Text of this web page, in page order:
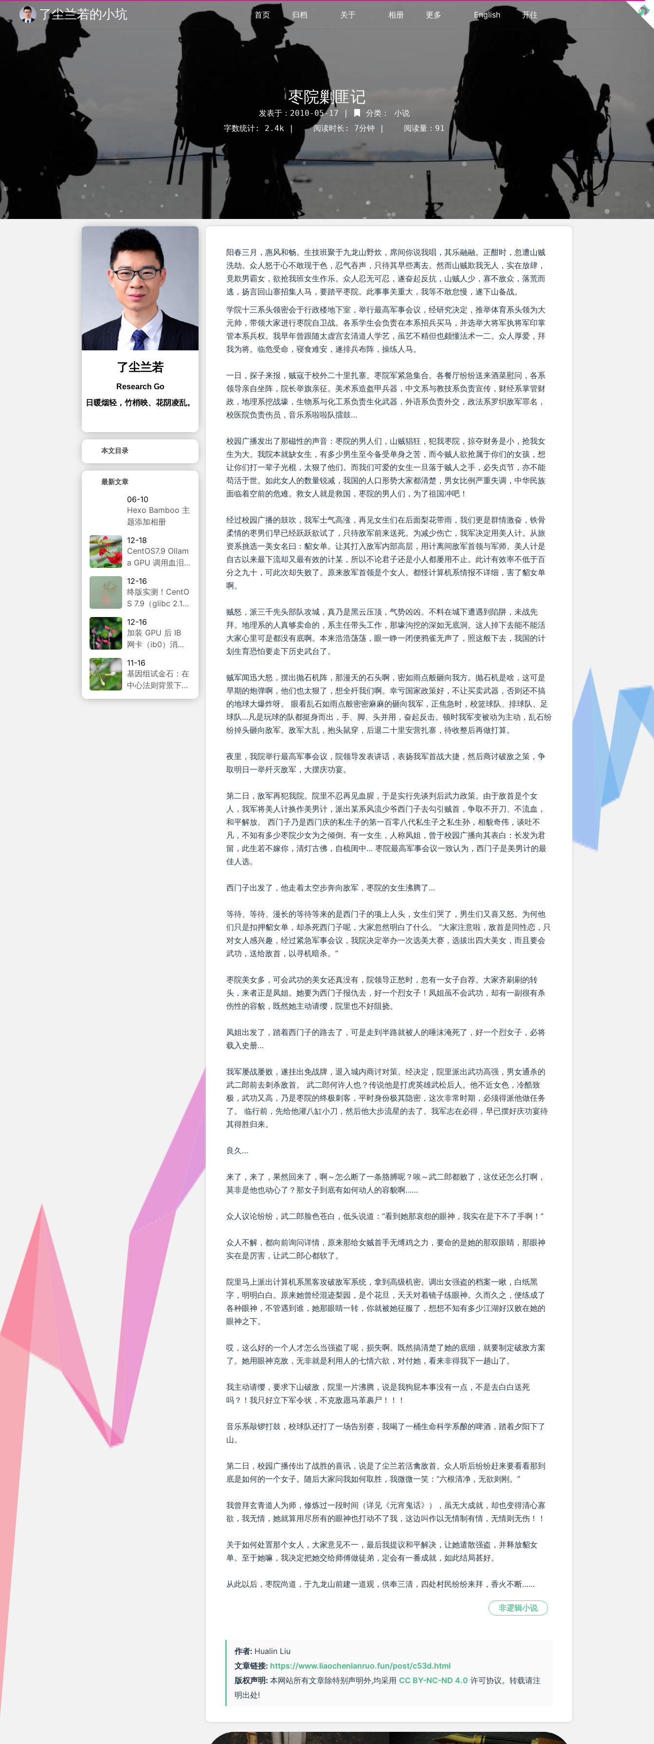
了尘兰若的小坑 首页 归档
Archives
Tags
关于
魔盒
相册 更多
友情连接
English 开往
枣院剿匪记
发表于：2010-05-17 | 分类： 小说
字数统计: 2.4k |
阅读时长: 7分钟 | 阅读量： 91
阳春三月，惠风和畅。生技班聚于九龙山野炊，席间你说我唱，其乐融融。正酣时，忽遭山贼
洗劫。众人怒于心不敢现于色，忍气吞声，只待其早些离去。然而山贼欺我无人，实在放肆，
竟欺男霸女，欲抢我班女生作乐。众人忍无可忍，遂奋起反抗，山贼人少，寡不敌众，落荒而
逃，扬言回山寨招集人马，要踏平枣院。此事事关重大，我等不敢怠慢，遂下山备战。
学院十三系头领密会于行政楼地下室，举行最高军事会议，经研究决定，推举体育系头领为大
元帅，带领大家进行枣院自卫战。各系学生会负责在本系招兵买马，并选举大将军执将军印掌
管本系兵权。我早年曾跟随太虚宫玄清道人学艺，虽艺不精但也颇懂法术一二。众人厚爱，拜
我为将。临危受命，寝食难安，遂排兵布阵，操练人马。
一日，探子来报，贼寇于校外二十里扎寨。枣院军紧急集合。各餐厅纷纷送来酒菜慰问，各系
领导亲自坐阵，院长举旗亲征。美术系造盔甲兵器，中文系与教技系负责宣传，财经系掌管财
政，地理系挖战壕，生物系与化工系负责生化武器，外语系负责外交，政法系罗织敌军罪名，
校医院负责伤员，音乐系啦啦队擂鼓…
校园广播发出了那磁性的声音：枣院的男人们，山贼猖狂，犯我枣院，掠夺财务是小，抢我女
生为大。我院本就缺女生，有多少男生至今备受单身之苦，而今贼人欲抢属于你们的女孩，想
让你们打一辈子光棍，太狠了他们。而我们可爱的女生一旦落于贼人之手，必失贞节，亦不能
苟活于世。如此女人的数量锐减，我国的人口形势大家都清楚，男女比例严重失调，中华民族
面临着空前的危难。救女人就是救国，枣院的男人们，为了祖国冲吧！
经过校园广播的鼓吹，我军士气高涨，再见女生们在后面梨花带雨，我们更是群情激奋，铁骨
柔情的枣男们早已经跃跃欲试了，只待敌军前来送死。为减少伤亡，我军决定用美人计。从旅
资系挑选一美女名曰：貂女单。让其打入敌军内部高层，用计离间敌军首领与军师。美人计是
自古以来最下流却又最有效的计某，所以不论君子还是小人都屡用不止。此计有效率不低于百
分之九十，可此次却失败了。原来敌军首领是个女人。都怪计算机系情报不详细，害了貂女单
啊。
贼怒，派三千先头部队攻城，真乃是黑云压顶，气势凶凶。不料在城下遭遇到陷阱，未战先
拜。地理系的人真够卖命的，系主任带头工作，那壕沟挖的深如无底洞。这人掉下去能不能活
大家心里可是都没有底啊。本来浩浩荡荡，眼一睁一闭便鸦雀无声了，照这般下去，我国的计
划生育恐怕要走下历史武台了。
贼军闻迅大怒，摆出抛石机阵，那漫天的石头啊，密如雨点般砸向我方。抛石机是啥，这可是
早期的炮弹啊，他们也太狠了，想全歼我们啊。幸亏国家政策好，不让买卖武器，否则还不搞
的地球大爆炸呀。 眼看乱石如雨点般密密麻麻的砸向我军，正焦急时，校篮球队、排球队、足
球队…凡是玩球的队都挺身而出，手、脚、头并用，奋起反击。顿时我军变被动为主动，乱石纷
纷掉头砸向敌军。敌军大乱，抱头鼠穿，后退二十里安营扎寨，待收整后再做打算。
夜里，我院举行最高军事会议，院领导发表讲话，表扬我军首战大捷，然后商讨破敌之策，争
取明日一举歼灭敌军，大摆庆功宴。
第二日，敌军再犯我院。院里不忍再见血腥，于是实行先谈判后武力政策。由于敌首是个女
人，我军将美人计换作美男计，派出某系风流少爷西门子去勾引贼首，争取不开刀、不流血，
和平解放。 西门子乃是西门庆的私生子的第一百零八代私生子之私生孙，相貌奇伟，谈吐不
凡，不知有多少枣院少女为之倾倒。有一女生，人称凤姐，曾于校园广播向其表白：长发为君
留，此生若不嫁你，清灯古佛，自梳闺中… 枣院最高军事会议一致认为，西门子是美男计的最
佳人选。
西门子出发了，他走着太空步奔向敌军，枣院的女生沸腾了…
等待、等待、漫长的等待等来的是西门子的项上人头，女生们哭了，男生们又喜又怒。为何他
们只是扣押貂女单，却杀死西门子呢，大家忽然明白了什么。 “大家注意啦，敌首是同性恋，只
对女人感兴趣，经过紧急军事会议，我院决定举办一次选美大赛，选拔出四大美女，而且要会
武功，送给敌首，以寻机暗杀。”
枣院美女多，可会武功的美女还真没有，院领导正愁时，忽有一女子自荐。大家齐刷刷的转
头，来者正是凤姐。她要为西门子报仇去，好一个烈女子！凤姐虽不会武功，却有一副很有杀
伤性的容貌，既然她主动请缨，院里也不好阻挠。
凤姐出发了，踏着西门子的路去了，可是走到半路就被人的唾沫淹死了，好一个烈女子，必将
载入史册…
我军屡战屡败，遂挂出免战牌，退入城内商讨对策。经决定，院里派出武功高强，男女通杀的
武二郎前去刺杀敌首。 武二郎何许人也？传说他是打虎英雄武松后人。他不近女色，冷酷致
极，武功又高，乃是枣院的终极刺客，平时身份极其隐密，这次非常时期，必须得派他做任务
了。 临行前，先给他灌八缸小刀，然后他大步流星的去了。我军志在必得，早已摆好庆功宴待
其得胜归来。
良久…
来了，来了，果然回来了，啊～怎么断了一条胳膊呢？唉～武二郎都败了，这仗还怎么打啊，
莫非是他也动心了？那女子到底有如何动人的容貌啊……
众人议论纷纷，武二郎脸色苍白，低头说道：“看到她那哀怨的眼神，我实在是下不了手啊！”
众人不解，都向前询问详情，原来那给女贼首手无缚鸡之力，要命的是她的那双眼睛，那眼神
实在是厉害，让武二郎心都软了。
院里马上派出计算机系黑客攻破敌军系统，拿到高级机密。调出女强盗的档案一瞅，白纸黑
字，明明白白。原来她曾经混迹梨园，是个花旦，天天对着镜子练眼神。久而久之，便练成了
各种眼神，不管遇到谁，她那眼睛一转，你就被她征服了，想想不知有多少江湖好汉败在她的
眼神之下。
哎，这么好的一个人才怎么当强盗了呢，损失啊。既然搞清楚了她的底细，就要制定破敌方案
了。她用眼神克敌，无非就是利用人的七情六欲，对付她，看来非得我下一趟山了。
我主动请缨，要求下山破敌，院里一片沸腾，说是我狗屁本事没有一点，不是去白白送死
吗？！我只好立下军令状，不克敌愿马革裹尸！！！
音乐系敲锣打鼓，校球队还打了一场告别赛，我喝了一桶生命科学系酿的啤酒，踏着夕阳下了
山。
第二日，校园广播传出了战胜的喜讯，说是了尘兰若活禽敌首。众人听后纷纷赶来要看看那到
底是如何的一个女子。随后大家问我如何取胜，我微微一笑：“六根清净，无欲则刚。”
我曾拜玄青道人为师，修炼过一段时间（详见《元宵鬼话》），虽无大成就，却也变得清心寡
欲，我无情，她就算用尽所有的眼神也打动不了我，这边叫作以无情制有情，无情则无伤！！
关于如何处置那个女人，大家意见不一，最后我提议和平解决，让她遣散强盗，并释放貂女
单。至于她嘛，我决定把她交给师傅做徒弟，定会有一番成就，如此结局甚好。
从此以后，枣院尚道，于九龙山前建一道观，供奉三清，四处村民纷纷来拜，香火不断……
非逻辑小说
作者: Hualin Liu
文章链接: https://www.liaochenlanruo.fun/post/c53d.html
版权声明: 本网站所有文章除特别声明外,均采用 CC BY-NC-ND 4.0 许可协议。转载请注
明出处!
了尘兰若
Research Go
日暖烟轻，竹梢映、花阴凌乱。
本文目录
最新文章
06-10
Hexo Bamboo 主
题添加相册
12-18
CentOS7.9 Ollam
a GPU 调用血泪
Docker 部署全攻
略
12-16
终版实测！CentO
S 7.9（glibc 2.1
4 编译 Ollama 0.1
3.3，4 张 L4 GP
U 满血运行～
12-16
加装 GPU 后 IB
网卡（ib0）消
自动恢复教程（亲
测有效）
11-16
基因组试金石：在
中心法则背景下对
基因组语言模型进